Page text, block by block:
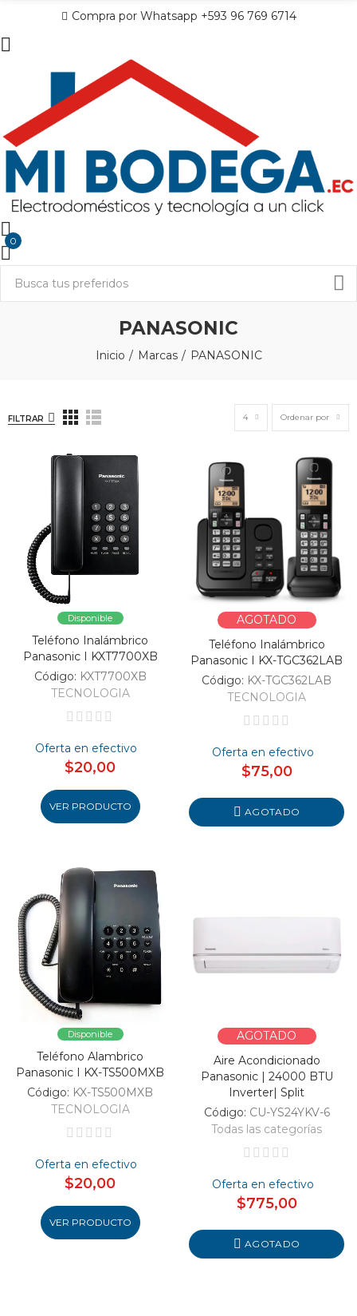
Compra por Whatsapp +593 96 769 6714
0
PANASONIC
Inicio Marcas PANASONIC
FILTRAR 4 Ordenar por
Disponible
Teléfono Inalámbrico
Panasonic I KXT7700XB
Código: KXT7700XB
TECNOLOGIA
Oferta en efectivo
$20,00
VER PRODUCTO
AGOTADO
Teléfono Inalámbrico
Panasonic I KX-TGC362LAB
Código: KX-TGC362LAB
TECNOLOGIA
Oferta en efectivo
$75,00
AGOTADO
Disponible
Teléfono Alambrico
Panasonic I KX-TS500MXB
Código: KX-TS500MXB
TECNOLOGIA
Oferta en efectivo
$20,00
VER PRODUCTO
AGOTADO
Aire Acondicionado
Panasonic | 24000 BTU
Inverter| Split
Código: CU-YS24YKV-6
Todas las categorías
Oferta en efectivo
$775,00
AGOTADO